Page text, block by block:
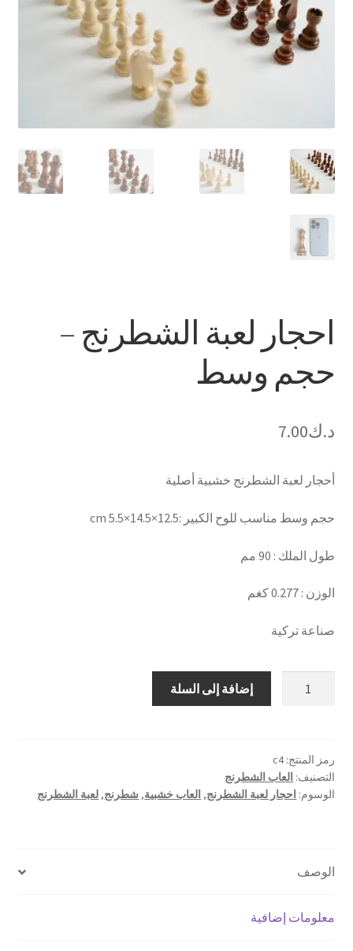
تواصل معنا
احجار لعبة الشطرنج –
حجم وسط
د.ك7.00
أحجار لعبة الشطرنج خشبية أصلية
حجم وسط مناسب للوح الكبير :12.5×14.5×5.5 cm
طول الملك : 90 مم
الوزن : 0.277 كغم
صناعة تركية
-
حجم
وسط
إضافة إلى السلة
رمز المنتج:c4
التصنيف: العاب الشطرنج
الوسوم: احجار لعبة الشطرنج, العاب خشبية, شطرنج, لعبة الشطرنج
الوصف
معلومات إضافية